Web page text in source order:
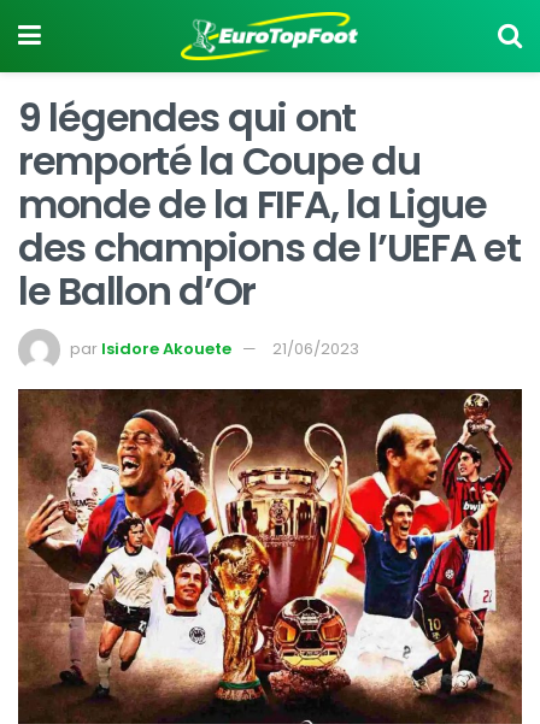
9 légendes qui ont
remporté la Coupe du
monde de la FIFA, la Ligue
des champions de l’UEFA et
le Ballon d’Or
par Isidore Akouete 21/06/2023